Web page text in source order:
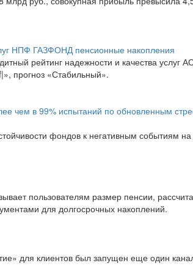
НПФ ГАЗФОНД пенсионные накопления
рейтинг надежности и качества услуг
прогноз «Стабильный».
чем в 99% испытаний по обновленным
фондов к негативным событиям на
пользователям размер пенсии,
для долгосрочных накоплений.
для клиентов был запущен еще один